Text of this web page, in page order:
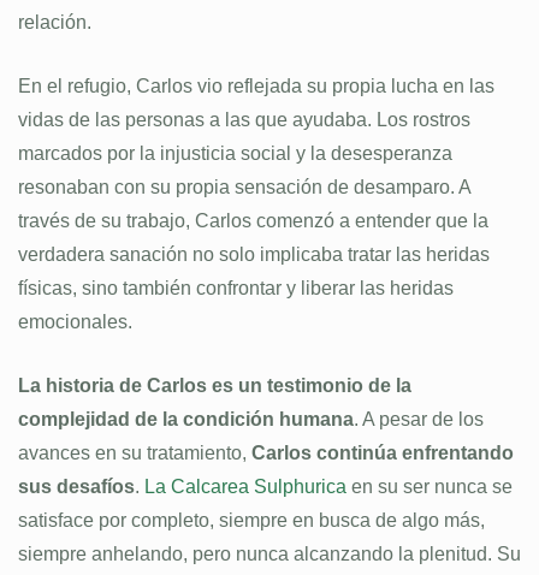
relación.
En el refugio, Carlos vio reflejada su propia lucha en las
vidas de las personas a las que ayudaba. Los rostros
marcados por la injusticia social y la desesperanza
resonaban con su propia sensación de desamparo. A
través de su trabajo, Carlos comenzó a entender que la
verdadera sanación no solo implicaba tratar las heridas
físicas, sino también confrontar y liberar las heridas
emocionales.
La historia de Carlos es un testimonio de la
complejidad de la condición humana. A pesar de los
avances en su tratamiento, Carlos continúa enfrentando
sus desafíos. La Calcarea Sulphurica en su ser nunca se
satisface por completo, siempre en busca de algo más,
siempre anhelando, pero nunca alcanzando la plenitud. Su